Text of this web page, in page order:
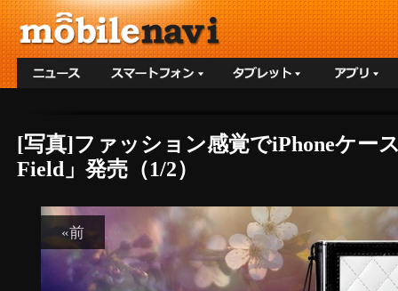
[写真]ファッション感覚でiPhoneケー
Field」発売（1/2）
«前